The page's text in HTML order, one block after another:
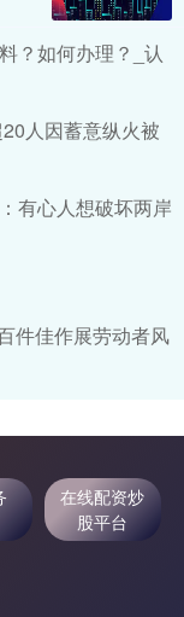
？如何办理？_认
人因蓄意纵火被
有心人想破坏两岸
件佳作展劳动者风
在线配资炒
股平台